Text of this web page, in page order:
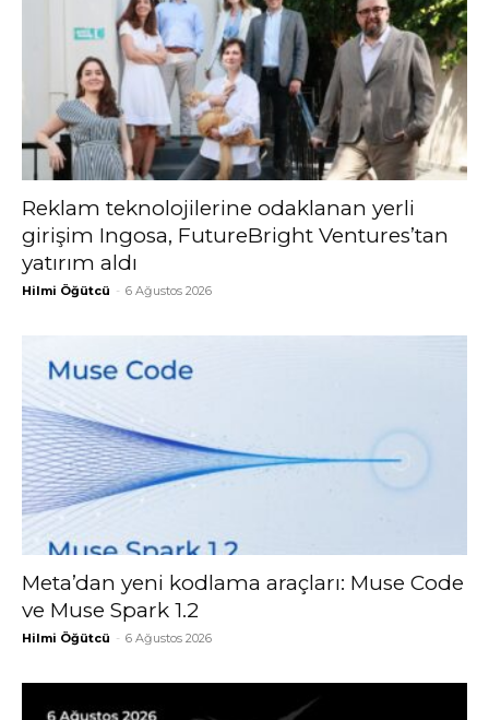
Reklam teknolojilerine odaklanan yerli
girişim Ingosa, FutureBright Ventures’tan
yatırım aldı
Hilmi Öğütcü - 6 Ağustos 2026
Meta’dan yeni kodlama araçları: Muse Code
ve Muse Spark 1.2
Hilmi Öğütcü - 6 Ağustos 2026